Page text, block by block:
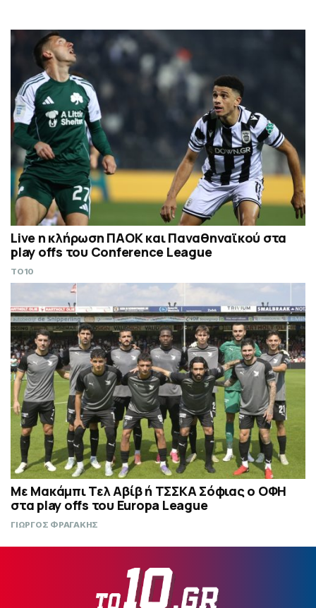
Live η κλήρωση ΠΑΟΚ και Παναθηναϊκού στα
play offs του Conference League
TO10
Με Μακάμπι Τελ Αβίβ ή ΤΣΣΚΑ Σόφιας ο ΟΦΗ
στα play offs του Europa League
ΓΙΩΡΓΟΣ ΦΡΑΓΑΚΗΣ